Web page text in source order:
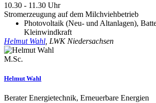
10.30 - 11.30 Uhr
Stromerzeugung auf dem Milchviehbetrieb
Photovoltaik (Neu- und Altanlagen),
Kleinwindkraft
Helmut Wahl , LWK Niedersachsen
M.Sc.
Helmut Wahl
Berater Energietechnik, Erneuerbare Energien